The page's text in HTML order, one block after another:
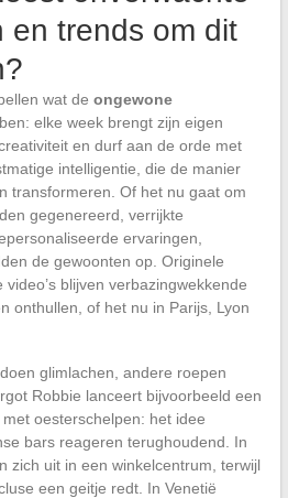
en trends om dit
wat de ongewone
elke week brengt zijn eigen
en durf aan de orde met
intelligentie, die de manier
transformeren. Of het nu gaat om
gegenereerd, verrijkte
ervaringen,
de gewoonten op. Originele
blijven verbazingwekkende
onthullen, of het nu in Parijs, Lyon
glimlachen, andere roepen
Robbie lanceert bijvoorbeeld een
oesterschelpen: het idee
bars reageren terughoudend. In
zich uit in een winkelcentrum, terwijl
een geitje redt. In Venetië